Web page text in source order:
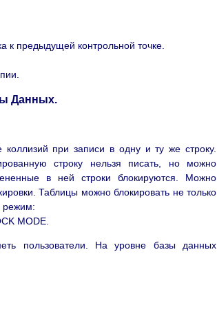
к предыдущей контрольной точке.
Данных.
при записи в одну и ту же строку.
строку нельзя писать, но можно
в ней строки блокируются. Можно
Таблицы можно блокировать не только
режим:
MODE.
пользователи. На уровне базы данных